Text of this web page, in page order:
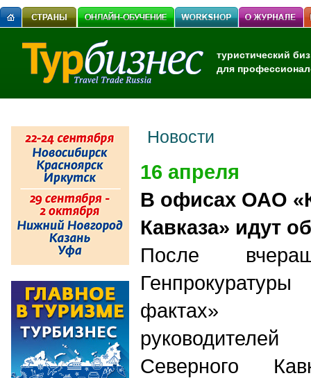
туристический
для
Новости
16 апреля
В офисах ОАО
Кавказа» идут
После
фактах»
Северного